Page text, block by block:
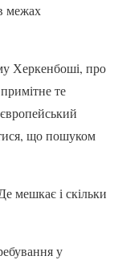
межах
Херкенбоші, про
те
що пошуком
мешкає і скільки
у